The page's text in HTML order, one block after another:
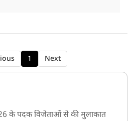
1 Next
के पदक विजेताओं से की मुलाकात